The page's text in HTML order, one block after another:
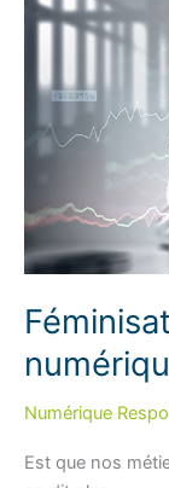
Numérique
Est que nos